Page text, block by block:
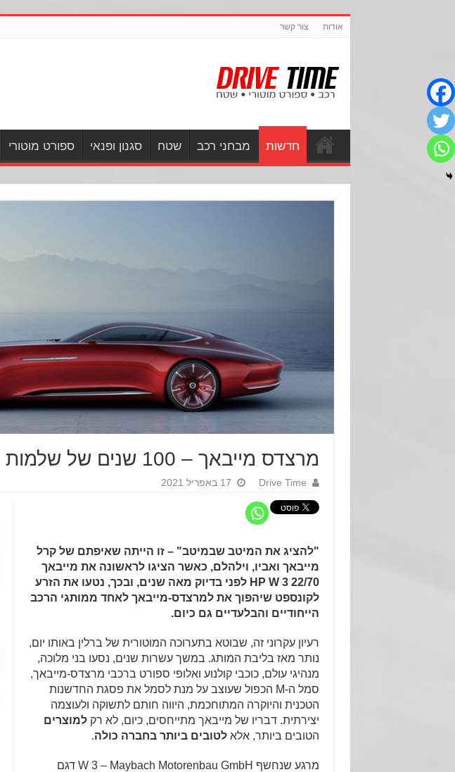
אודות צור קשר
חדשות מבחני רכב שטח סגנון ופנאי ספורט מוטורי
מרצדס מייבאך – 100 שנים של שלמות
Drive Time 17 באפריל 2021
"להציג את המיטב שבמיטב" – זו הייתה שאיפתם של קרל
מייבאך ואביו, וילהלם, כאשר הציגו לראשונה את מייבאך
22/70 HP W 3 לפני בדיוק מאה שנים, ובכך, נטעו את הזרע
לקונספט שיהפוך את למרצדס-מייבאך לאחד ממותגי הרכב
הייחודיים והבלעדיים גם כיום.
רעיון עקרוני זה, שבוטא בתערוכה המוטורית של ברלין באותו יום,
נותר מאז בליבת המותג. במשך עשרות שנים, נסעו בני מלוכה,
מנהיגי עולם, כוכבי קולנוע ואלופי ספורט ברכבי מרצדס-מייבאך,
סמל ה-M הכפול שעוצב על מנת לסמל את פסגת החדשנות
הטכנית והיוקרה המתוחכמת, היווה חותם לתשוקה ולעוצמה
יצירתית. דבריו של מייבאך מתייחסים, כיום, לא רק למוצרים
הטובים ביותר, אלאלטובים ביותר בחברה כולה.
מרגע שנחשף W 3 – Maybach Motorenbau GmbH דגם